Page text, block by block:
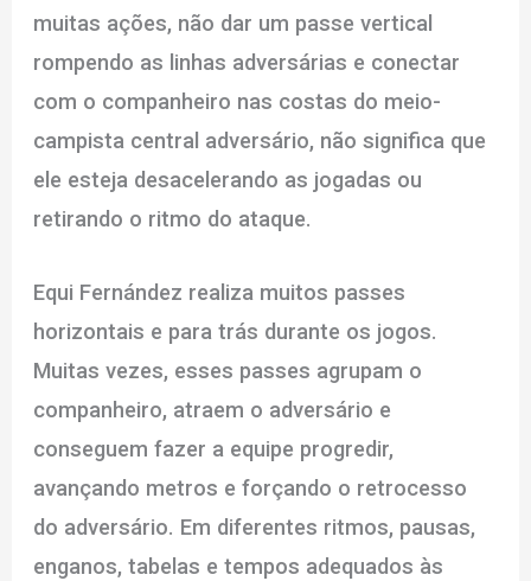
muitas ações, não dar um passe vertical
rompendo as linhas adversárias e conectar
com o companheiro nas costas do meio-
campista central adversário, não significa que
ele esteja desacelerando as jogadas ou
retirando o ritmo do ataque.
Equi Fernández realiza muitos passes
horizontais e para trás durante os jogos.
Muitas vezes, esses passes agrupam o
companheiro, atraem o adversário e
conseguem fazer a equipe progredir,
avançando metros e forçando o retrocesso
do adversário. Em diferentes ritmos, pausas,
enganos, tabelas e tempos adequados às